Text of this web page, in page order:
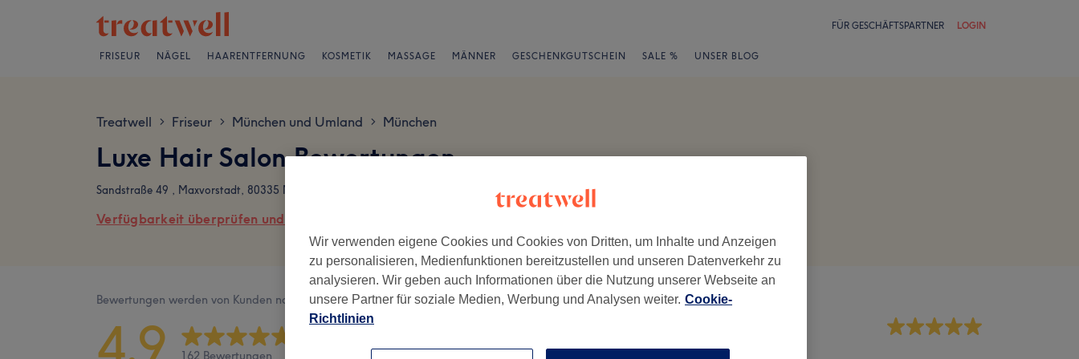
FÜR GESCHÄFTSPARTNER LOGIN
FRISEUR NÄGEL HAARENTFERNUNG KOSMETIK MASSAGE MÄNNER GESCHENKGUTSCHEIN SALE % UNSER BLOG
Treatwell > Friseur > München und Umland > München
Luxe Hair Salon Bewertungen
Sandstraße 49 , Maxvorstadt, 80335 München
Verfügbarkeit überprüfen und online buchen
Bewertungen werden von Kunden nach ihrem Besuch geschrieben.
4,9 162 Bewertungen
Wir verwenden eigene Cookies und Cookies von Dritten, um Inhalte und Anzeigen
zu personalisieren, Medienfunktionen bereitzustellen und unseren Datenverkehr zu
analysieren. Wir geben auch Informationen über die Nutzung unserer Webseite an
unsere Partner für soziale Medien, Werbung und Analysen weiter. Cookie-
Richtlinien